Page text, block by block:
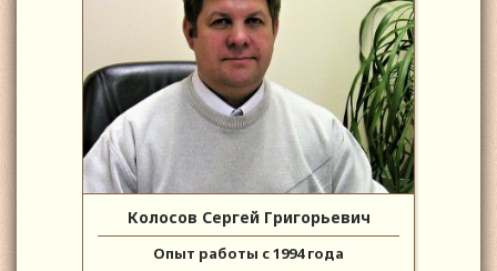
Колосов Сергей Григорьевич
Опыт работы с 1994 года